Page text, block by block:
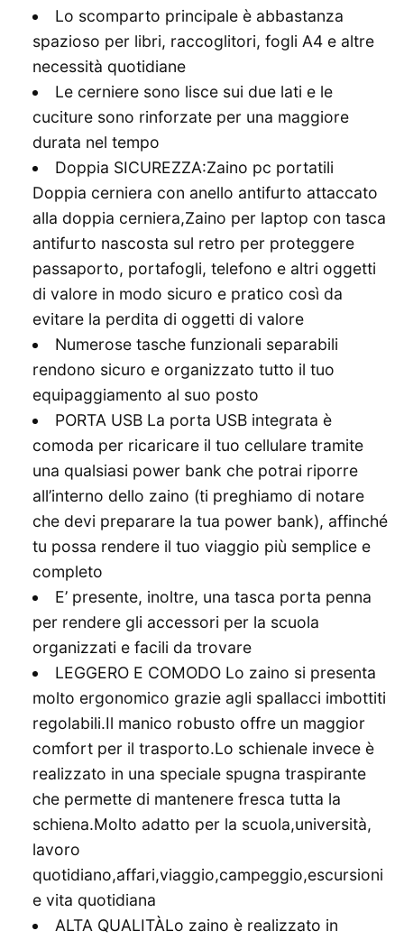
Lo scomparto principale è abbastanza
spazioso per libri, raccoglitori, fogli A4 e altre
necessità quotidiane
Le cerniere sono lisce sui due lati e le
cuciture sono rinforzate per una maggiore
durata nel tempo
Doppia SICUREZZA:Zaino pc portatili
Doppia cerniera con anello antifurto attaccato
alla doppia cerniera,Zaino per laptop con tasca
antifurto nascosta sul retro per proteggere
passaporto, portafogli, telefono e altri oggetti
di valore in modo sicuro e pratico così da
evitare la perdita di oggetti di valore
Numerose tasche funzionali separabili
rendono sicuro e organizzato tutto il tuo
equipaggiamento al suo posto
PORTA USB La porta USB integrata è
comoda per ricaricare il tuo cellulare tramite
una qualsiasi power bank che potrai riporre
all’interno dello zaino (ti preghiamo di notare
che devi preparare la tua power bank), affinché
tu possa rendere il tuo viaggio più semplice e
completo
E’ presente, inoltre, una tasca porta penna
per rendere gli accessori per la scuola
organizzati e facili da trovare
LEGGERO E COMODO Lo zaino si presenta
molto ergonomico grazie agli spallacci imbottiti
regolabili.Il manico robusto offre un maggior
comfort per il trasporto.Lo schienale invece è
realizzato in una speciale spugna traspirante
che permette di mantenere fresca tutta la
schiena.Molto adatto per la scuola,università,
lavoro
quotidiano,affari,viaggio,campeggio,escursioni
e vita quotidiana
ALTA QUALITÀLo zaino è realizzato in